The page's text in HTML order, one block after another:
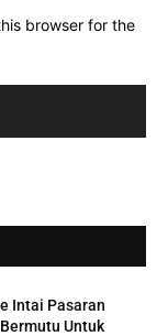
browser for the
Intai Pasaran
Untuk